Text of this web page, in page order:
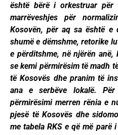
është bërë i orkestruar për
marrëveshjes për
Kosovën, për aq sa është e
shumë e dëmshme, retorike
e përditshme, në njërën
se kemi përmirësim të madh
të Kosovës dhe pranim të
ana e serbëve lokalë.
përmirësimi merren rënia e
pjesë të Kosovës dhe
me tabela RKS e që më